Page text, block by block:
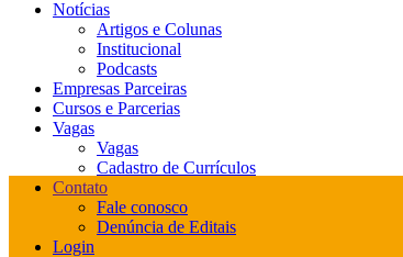
Notícias
Artigos e Colunas
Institucional
Podcasts
Empresas Parceiras
Cursos e Parcerias
Vagas
Vagas
Cadastro de Currículos
Contato
Fale conosco
Denúncia de Editais
Login